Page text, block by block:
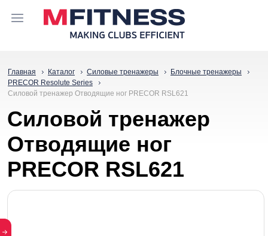
Главная Каталог Силовые тренажеры
Блочные тренажеры
PRECOR Resolute Series
Силовой тренажер Отводящие ног PRECOR RSL621
Силовой тренажер
Отводящие ног
PRECOR RSL621